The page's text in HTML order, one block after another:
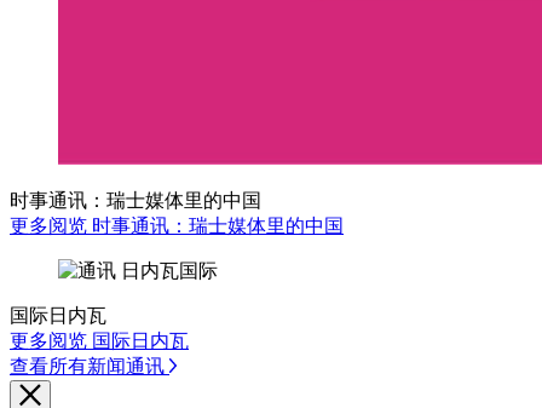
时事通讯：瑞士媒体里的中国
更多阅览 时事通讯：瑞士媒体里的中国
国际日内瓦
更多阅览 国际日内瓦
查看所有新闻通讯